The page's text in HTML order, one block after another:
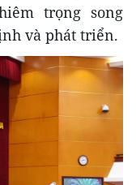
trọng song
và phát triển.